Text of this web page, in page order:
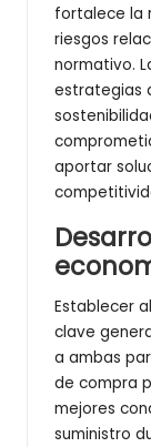
fortalece la
riesgos
normativo.
estrategias
aportar
Establecer
clave
a ambas
de compra
mejores
suministro